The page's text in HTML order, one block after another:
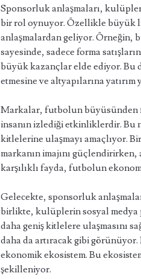
Sponsorluk anlaşmaları,
bir rol oynuyor. Özellikle büyük
anlaşmalardan geliyor. Örneğin,
sayesinde, sadece forma
büyük kazançlar elde ediyor.
etmesine ve altyapılarına yatırım
Markalar, futbolun büyüsünden
insanın izlediği etkinliklerdir.
kitlelerine ulaşmayı amaçlıyor.
markanın imajını
karşılıklı fayda, futbolun
Gelecekte, sponsorluk
birlikte, kulüplerin sosyal medya
daha geniş kitlelere ulaşmasını
daha da artıracak gibi
ekonomik ekosistem. Bu
şekilleniyor.